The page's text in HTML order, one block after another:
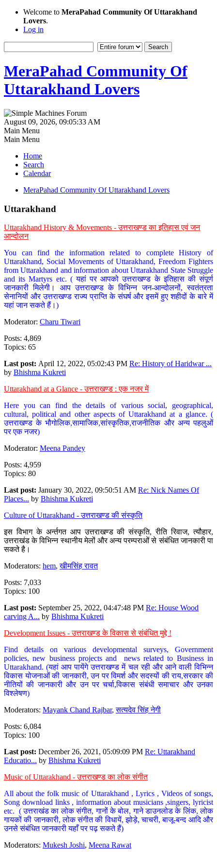
Welcome to MeraPahad Community Of Uttarakhand
Lovers.
Log in
MeraPahad Community Of
Uttarakhand Lovers
August 09, 2026, 09:05:33 AM
Main Menu
Main Menu
Home
Search
Calendar
MeraPahad Community Of Uttarakhand Lovers
Uttarakhand
Uttarakhand History & Movements - उत्तराखण्ड का इतिहास एवं जन
आन्दोलन
You can find the information related to complete History of
Uttarakhand, Social Movements of Uttarakhand, Freedom Fighters
from Uttarakhand and information about Uttarakhand State Struggle
and its Martyrs etc. ( यहां पर आपको उत्तराखण्ड के इतिहास की संपूर्ण
जानकारी मिलेगी। आप उत्तराखण्ड के विभिन्न जन-आन्दोलनों, स्वतंत्रता
सेनानियों और उत्तराखण्ड राज्य प्राप्ति के संघर्ष और इसमें हुए शहीदों के बारे में
यहां जान सकते हैं।)
Moderator: Charu Tiwari
Posts: 4,869
Topics: 65
Last post: April 12, 2022, 05:02:43 PM Re: History of Haridwar ...
by Bhishma Kukreti
Uttarakhand at a Glance - उत्तराखण्ड : एक नजर में
Here you can find the details of various social, geographical,
cultural, political and other aspects of Uttarakhand at a glance. (
उत्तराखण्ड के भौगोलिक,सामाजिक,सांस्कृतिक,राजनीतिक और अन्य पहलुओं
पर एक नजर)
Moderator: Meena Pandey
Posts: 4,959
Topics: 80
Last post: January 30, 2022, 09:50:51 AM Re: Nick Names Of
Places... by Bhishma Kukreti
Culture of Uttarakhand - उत्तराखण्ड की संस्कृति
इस विभाग के अर्न्तगत आप उत्तराखण्ड की संस्कृति, रीति रिवाज, त्यौहार,
उत्तराखंड के विभिन्न स्थानीय मेलों और अन्य परम्पराओं से संबंधित जानकारी पा
सकते है।
Moderators: hem,खीमसिंह रावत
Posts: 7,033
Topics: 100
Last post: September 25, 2022, 04:47:48 PM Re: House Wood
carving A... by Bhishma Kukreti
Development Issues - उत्तराखण्ड के विकास से संबंधित मुद्दे !
Find details on various developmental surveys, Government
policies, new business projects and news related to Business in
Uttarakhand. (यहां आप पायेंगे उत्तराखण्ड में चल रही और आने वाली विभिन्न
विकास योजनाओं की जानकारी, उन पर विमर्श और सदस्यों की राय,सरकार की
नीतियों की जानकारी और उन पर चर्चा,विकास संबंधी समाचार और उनका
विश्लेषण)
Moderators: Mayank Chand Rajbar,सत्यदेव सिंह नेगी
Posts: 6,084
Topics: 100
Last post: December 26, 2021, 05:09:09 PM Re: Uttarakhand
Educatio... by Bhishma Kukreti
Music of Uttarakhand - उत्तराखण्ड का लोक संगीत
All about the folk music of Uttarakhand , Lyrics , Videos of songs,
Song download links , information about musicians ,singers, lyricist
etc. ( उत्तराखंड का लोक संगीत, गानों के बोल, गाने डाउनलोड के लिंक, लोक
गायकों की जानकारी, लोक संगीत की विधायें, झोड़े, चाचरी, बाजू-बन्द आदि और
उनसे संबंधित जानकारी यहाँ पर पढ़ सकते हैं)
Moderators: Mukesh Joshi, Meena Rawat